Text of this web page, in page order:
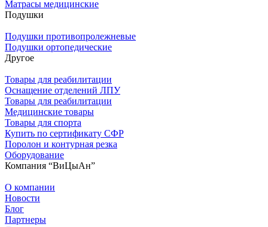
Матрасы медицинские
Подушки
Подушки противопролежневые
Подушки ортопедические
Другое
Товары для реабилитации
Оснащение отделений ЛПУ
Товары для реабилитации
Медицинские товары
Товары для спорта
Купить по сертификату СФР
Поролон и контурная резка
Оборудование
Компания “ВиЦыАн”
О компании
Новости
Блог
Партнеры